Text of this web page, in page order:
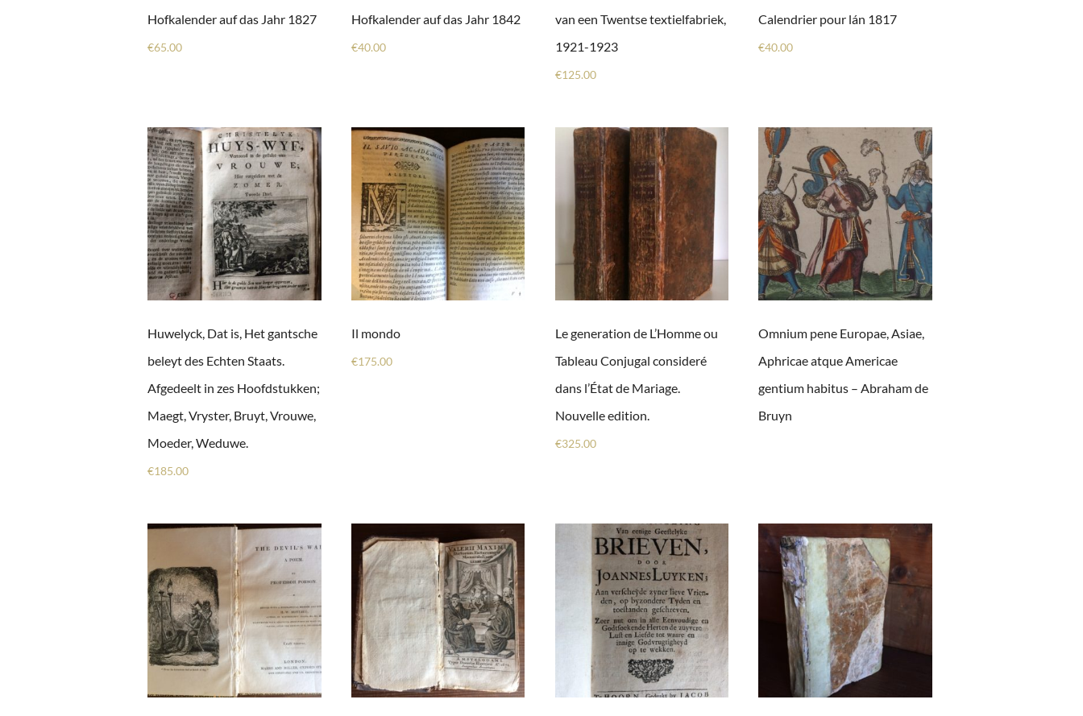
Hofkalender auf das Jahr 1827
€65.00
Hofkalender auf das Jahr 1842
€40.00
van een Twentse textielfabriek,
1921-1923
€125.00
Calendrier pour lán 1817
€40.00
Huwelyck, Dat is, Het gantsche
beleyt des Echten Staats.
Afgedeelt in zes Hoofdstukken;
Maegt, Vryster, Bruyt, Vrouwe,
Moeder, Weduwe.
€185.00
Il mondo
€175.00
Le generation de L’Homme ou
Tableau Conjugal consideré
dans l’État de Mariage.
Nouvelle edition.
€325.00
Omnium pene Europae, Asiae,
Aphricae atque Americae
gentium habitus – Abraham de
Bruyn